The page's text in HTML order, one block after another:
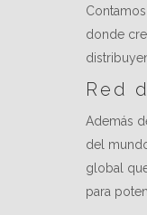
donde
Red
Además
del
global
para